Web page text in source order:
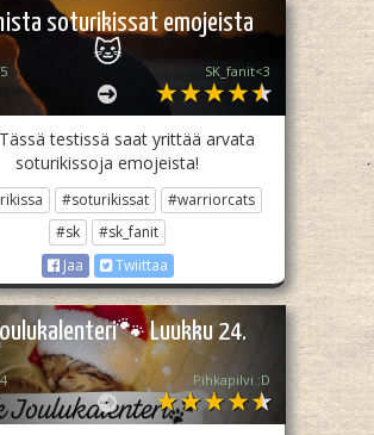
soturikissat emojeista
🐱
SK_fanit<3
testissä saat yrittää arvata
soturikissoja emojeista!
#soturikissat
#warriorcats
#sk
#sk_fanit
Jaa
Twiittaa
Luukku 24.
Pihkapilvi :D